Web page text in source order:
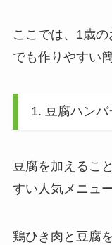
ここでは、1歳
でも作りやすい
1. 豆腐ハンバ
豆腐を加えるこ
すい人気メニュー
鶏ひき肉と豆腐